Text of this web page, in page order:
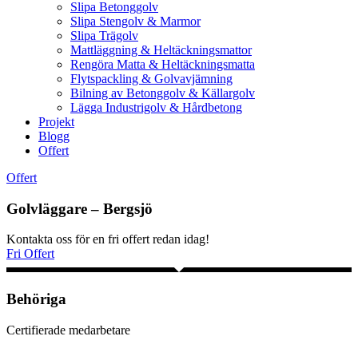
Slipa Betonggolv
Slipa Stengolv & Marmor
Slipa Trägolv
Mattläggning & Heltäckningsmattor
Rengöra Matta & Heltäckningsmatta
Flytspackling & Golvavjämning
Bilning av Betonggolv & Källargolv
Lägga Industrigolv & Hårdbetong
Projekt
Blogg
Offert
Offert
Golvläggare – Bergsjö
Kontakta oss för en fri offert redan idag!
Fri Offert
Behöriga
Certifierade medarbetare